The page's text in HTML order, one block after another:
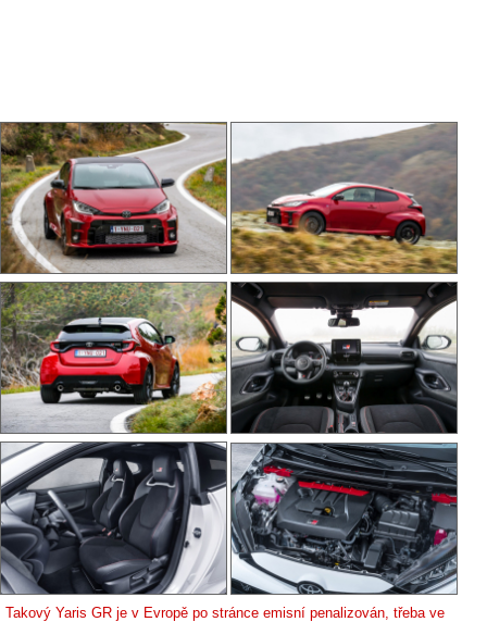
Takový Yaris GR je v Evropě po stránce emisní penalizován, třeba ve